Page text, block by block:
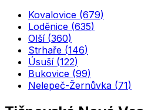
Kovalovice (679)
Loděnice (635)
Olší(360)
Strhaře (146)
Úsuší(122)
Bukovice (99)
Nelepeč-Žernůvka (71)